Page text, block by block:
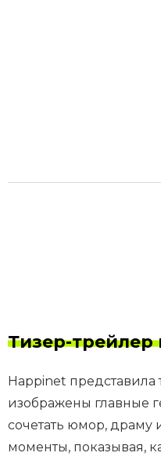
Тизер-трейлер
Happinet представила
изображены главные
сочетать юмор,
моменты, показывая,